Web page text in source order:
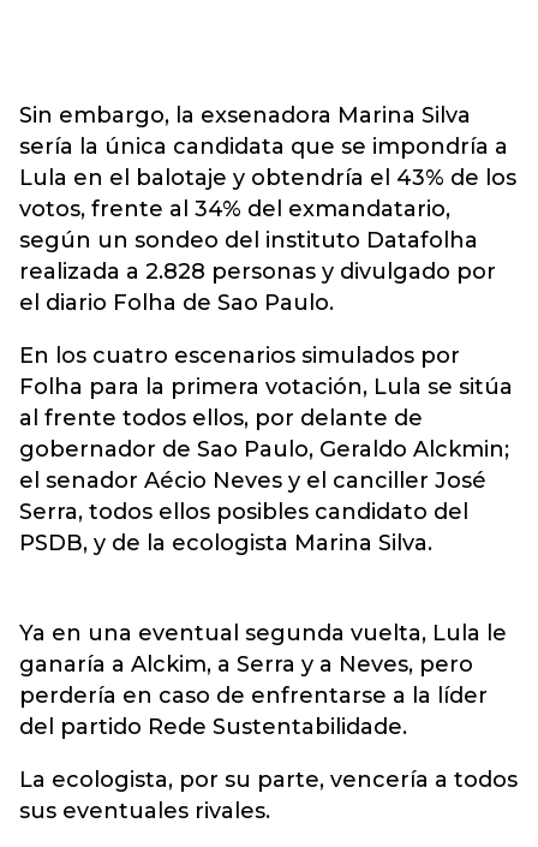
Sin embargo, la exsenadora Marina Silva
sería la única candidata que se impondría a
Lula en el balotaje y obtendría el 43% de los
votos, frente al 34% del exmandatario,
según un sondeo del instituto Datafolha
realizada a 2.828 personas y divulgado por
el diario Folha de Sao Paulo.
En los cuatro escenarios simulados por
Folha para la primera votación, Lula se sitúa
al frente todos ellos, por delante de
gobernador de Sao Paulo, Geraldo Alckmin;
el senador Aécio Neves y el canciller José
Serra, todos ellos posibles candidato del
PSDB, y de la ecologista Marina Silva.
Ya en una eventual segunda vuelta, Lula le
ganaría a Alckim, a Serra y a Neves, pero
perdería en caso de enfrentarse a la líder
del partido Rede Sustentabilidade.
La ecologista, por su parte, vencería a todos
sus eventuales rivales.